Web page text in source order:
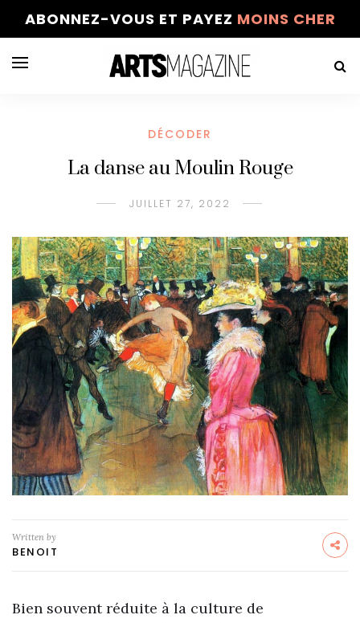
ABONNEZ-VOUS ET PAYEZ MOINS CHER
DÉCODER
La danse au Moulin Rouge
JUILLET 27, 2022
Written by
BENOIT
Bien souvent réduite à la culture de